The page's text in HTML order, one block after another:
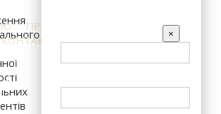
ПРЕС-ЦЕНТР
КОНТАКТИ
ІНГРЕДІЄНТИ
×
В КОШИК